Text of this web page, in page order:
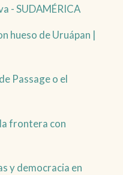
- SUDAMÉRICA
hueso de Uruápan |
Passage o el
frontera con
y democracia en